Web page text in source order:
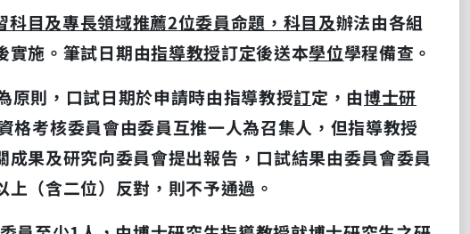
科目及專長領域推薦2位委員命題，科目及辦法由各組
實施。筆試日期由指導教授訂定後送本學位學程備查 。
原則，口試日期於申請時由指導教授訂定，由博士研
格考核委員會由委員互推一人為召集人，但指導教授
成果及研究向委員會提出報告，口試結果由委員會委員
（含二位）反對，則不予通過。